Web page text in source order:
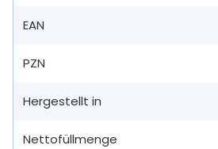
EAN
PZN
Hergestellt in
Nettofüllmenge